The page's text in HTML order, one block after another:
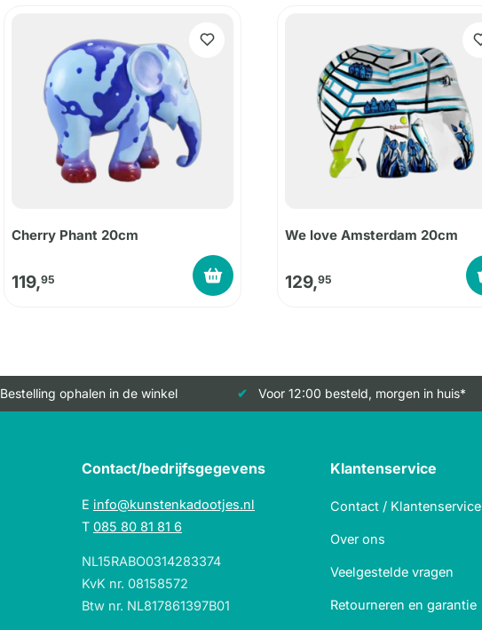
Cherry Phant 20cm
119,95
We love Amsterdam 20cm
129,95
Bestelling ophalen in de winkel Voor 12:00 besteld, morgen in huis*
Contact/bedrijfsgegevens
E info@kunstenkadootjes.nl
T 085 80 81 81 6
NL15RABO0314283374
KvK nr. 08158572
Btw nr. NL817861397B01
Klantenservice
Contact / Klantenservice
Over ons
Veelgestelde vragen
Retourneren en garantie